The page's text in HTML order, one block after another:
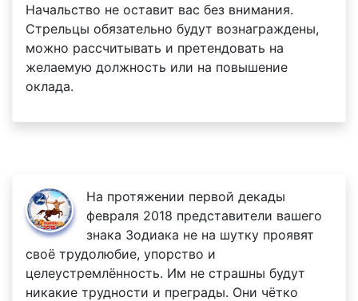
Начальство не оставит вас без внимания.
Стрельцы обязательно будут вознаграждены,
можно рассчитывать и претендовать на
желаемую должность или на повышение
оклада.
На протяжении первой декады
февраля 2018 представители вашего
знака Зодиака не на шутку проявят
своё трудолюбие, упорство и
целеустремлённость. Им не страшны будут
никакие трудности и преграды. Они чётко